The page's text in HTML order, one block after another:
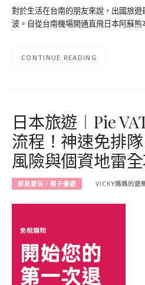
對於生活在台南的朋友來說，出國旅
波。自從台南機場開通直飛日本阿蘇
CONTINUE READING
日本旅遊︱Pie
流程！神速免排
風險與個資地雷
就是愛玩︱親子優遊 VICKY媽媽的遊